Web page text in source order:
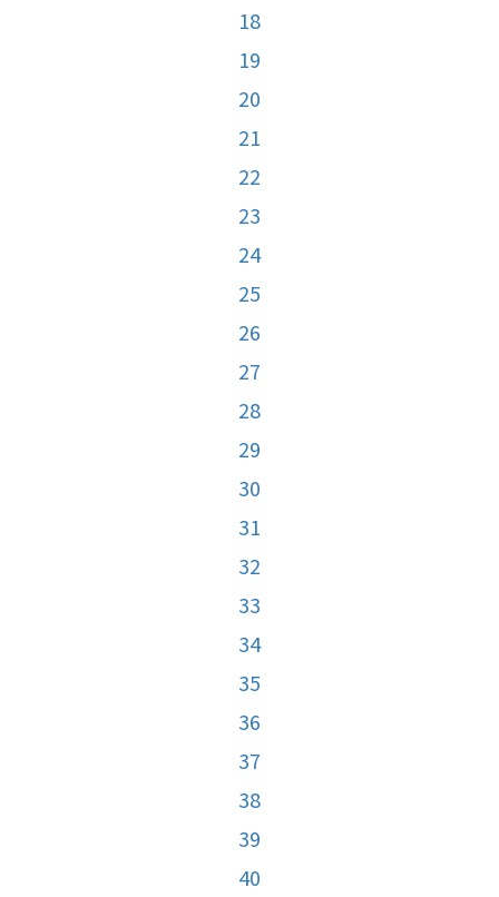
18
19
20
21
22
23
24
25
26
27
28
29
30
31
32
33
34
35
36
37
38
39
40